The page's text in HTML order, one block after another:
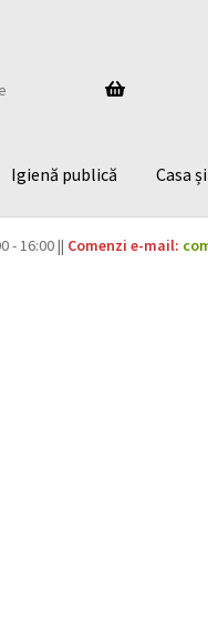
Igienă publică Casa
- 16:00 || Comenzi e-mail: